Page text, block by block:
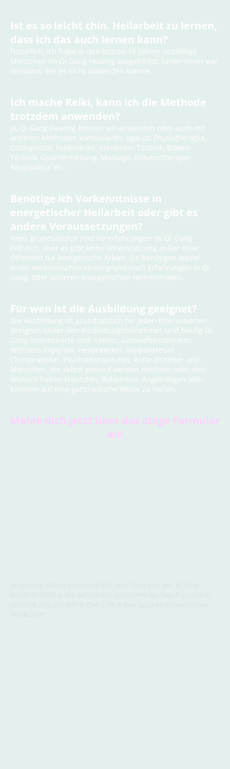
Ist es so leicht chin. Heilarbeit zu lernen,
dass ich das auch lernen kann?
Natürlich, ich habe in den letzten 15 Jahren unzählige
Menschen im Qi Gong Healing ausgebildet. Unter ihnen war
niemand, der es nicht anwenden konnte.
Ich mache Reiki, kann ich die Methode
trotzdem anwenden?
Ja, Qi Gong Healing können wir anwenden oder auch mit
anderen Methoden kombinieren, egal ob Physiotherapie,
Osteopathie, Feldenkrais, Alexander-Technik, Bowen-
Technik, Quantenheilung, Massage, Kräutertherapie,
Akupunktur etc.
Benötige ich Vorkenntnisse in
energetischer Heilarbeit oder gibt es
andere Voraussetzungen?
Nein, grundsätzlich sind Vorerfahrungen im Qi Gong
hilfreich, aber es gibt keine Voraussetzung außer einer
Offenheit für energetische Arbeit. Sie benötigen weder
einen medizinischen Hintergrund noch Erfahrungen in Qi
Gong, oder anderen energetischen Heilmethoden.
Für wen ist die Ausbildung geeignet?
Die Ausbildung ist grundsätzlich für jeden Interessierten
geeignet. Unter den Ausbildungsteilnehmer sind häufig Qi
Gong-Interessierte und -Lehrer, Gesundheitsberater,
Wellness-Experten, Heilpraktiker, Akupunkteure,
Chiropraktiker, Psychotherapeuten, Ärzte, Erzieher und
Menschen, die selbst gesund werden möchten oder den
Wunsch haben Freunden, Bekannten, Angehörigen oder
Klienten auf eine ganzheitliche Weise zu helfen.
Melde dich jetzt über das obige Formular
an!